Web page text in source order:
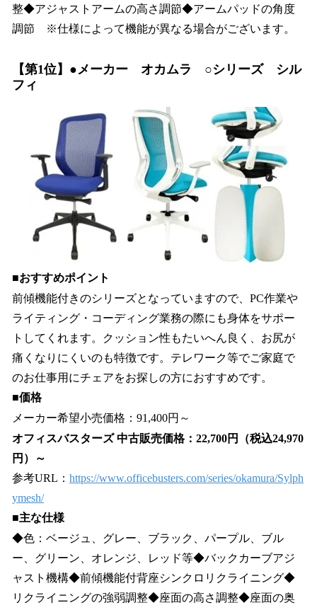
整◆アジャストアームの高さ調節◆アームパッドの角度
調節 ※仕様によって機能が異なる場合がございます。
【第1位】●メーカー オカムラ ○シリーズ シル
フィ
■おすすめポイント
前傾機能付きのシリーズとなっていますので、PC作業や
ライティング・コーディング業務の際にも身体をサポー
トしてくれます。クッション性もたいへん良く、お尻が
痛くなりにくいのも特徴です。テレワーク等でご家庭で
のお仕事用にチェアをお探しの方におすすめです。
■価格
メーカー希望小売価格：91,400円～
オフィスバスターズ 中古販売価格：22,700円（税込24,970
円）～
参考URL： https://www.officebusters.com/series/okamura/Sylph
ymesh/
■主な仕様
◆色：ベージュ、グレー、ブラック、パープル、ブル
ー、グリーン、オレンジ、レッド等◆バックカーブアジ
ャスト機構◆前傾機能付背座シンクロリクライニング◆
リクライニングの強弱調整◆座面の高さ調整◆座面の奥